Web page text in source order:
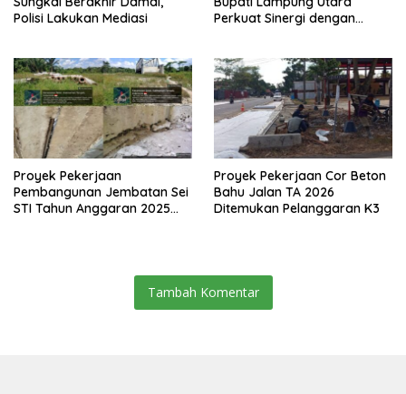
Polisi Lakukan Mediasi
Perkuat Sinergi dengan
Proyek Pekerjaan
Pembangunan Jembatan Sei
STI Tahun Anggaran 2025
Proyek Pekerjaan Cor Beton
Bahu Jalan TA 2026
Ditemukan Pelanggaran K3
Tambah Komentar